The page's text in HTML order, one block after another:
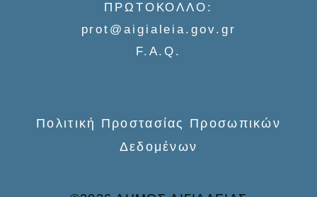
ΠΡΩΤΟΚΟΛΛΟ:
prot@aigialeia.gov.gr
F.A.Q.
Πολιτική Προστασίας Προσωπικών
Δεδομένων